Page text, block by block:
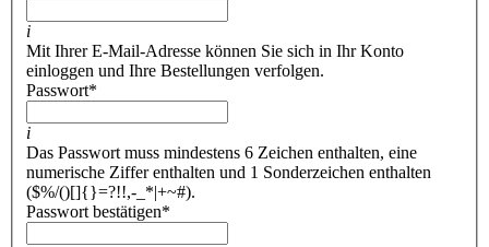
i
Mit Ihrer E-Mail-Adresse können Sie sich in Ihr Konto
einloggen und Ihre Bestellungen verfolgen.
Passwort*
i
Das Passwort muss mindestens 6 Zeichen enthalten, eine
numerische Ziffer enthalten und 1 Sonderzeichen enthalten
($%/()[]{}=?!!,-_*|+~#).
Passwort bestätigen*